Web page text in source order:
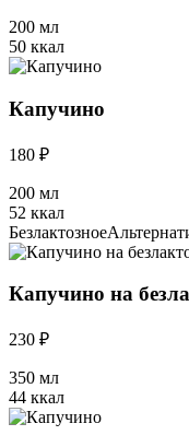
200 мл
50 ккал
Капучино
180 ₽
200 мл
52 ккал
Безлактозное
Капучино на
230 ₽
350 мл
44 ккал